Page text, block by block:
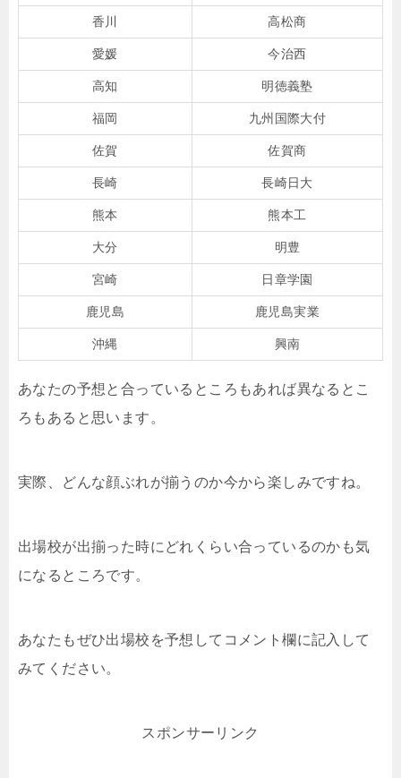
香川 高松商
愛媛 今治西
高知 明徳義塾
福岡 九州国際大付
佐賀 佐賀商
長崎 長崎日大
熊本 熊本工
大分 明豊
宮崎 日章学園
鹿児島 鹿児島実業
沖縄 興南
あなたの予想と合っているところもあれば異なるとこ
ろもあると思います。
実際、どんな顔ぶれが揃うのか今から楽しみですね。
出場校が出揃った時にどれくらい合っているのかも気
になるところです。
あなたもぜひ出場校を予想してコメント欄に記入して
みてください。
スポンサーリンク